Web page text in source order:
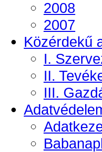
2008
2007
Közérdekű
I.
II.
III.